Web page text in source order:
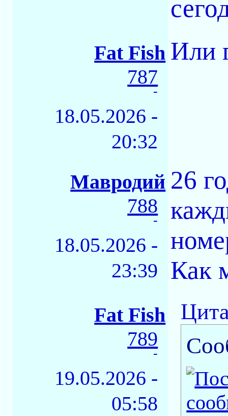
Fat Fish
787
-
18.05.2026 -
20:32
Или
Мавродий
788
-
18.05.2026 -
23:39
26
Как
Fat Fish
789
-
19.05.2026 -
05:58